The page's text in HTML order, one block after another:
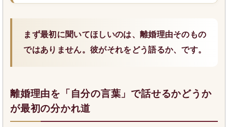
まず最初に聞いてほしいのは、離婚理由そのもの
ではありません。彼がそれをどう語るか、です。
離婚理由を「自分の言葉」で話せるかどうか
が最初の分かれ道